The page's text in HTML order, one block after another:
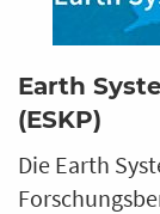
Earth
(ESKP)
Die Earth